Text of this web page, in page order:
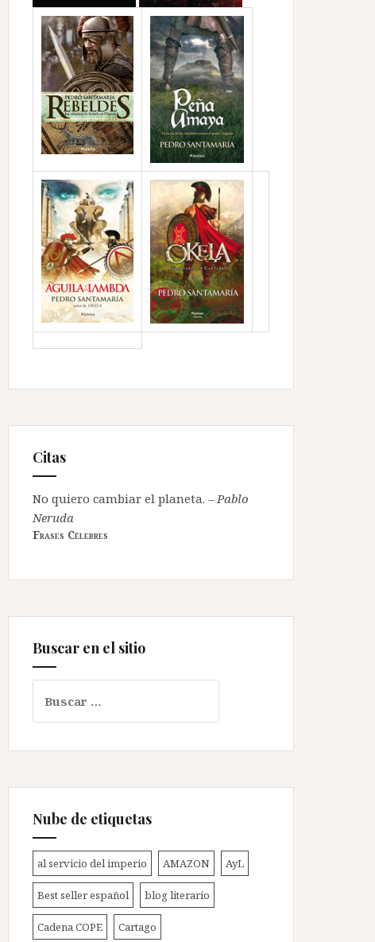
Citas
No quiero cambiar el planeta. –Pablo
Neruda
Frases Célebres
Buscar en el sitio
Nube de etiquetas
al servicio del imperio AMAZON AyL
Best seller español blog literario
Cadena COPE Cartago